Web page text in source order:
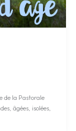
de la Pastorale
âgées, isolées,